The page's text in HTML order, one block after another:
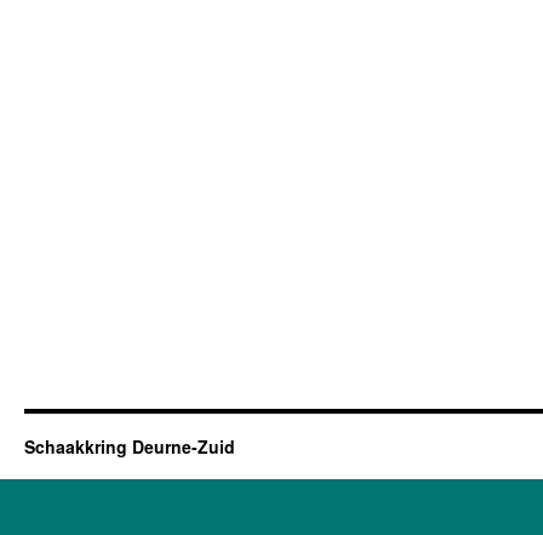
Schaakkring Deurne-Zuid